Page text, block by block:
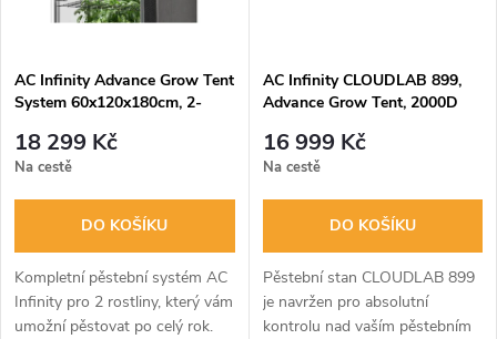
AC Infinity Advance Grow Tent
System 60x120x180cm, 2-
Controls
18 299 Kč
Na cestě
DO KOŠÍKU
Kompletní pěstební systém AC
Infinity pro 2 rostliny, který vám
umožní pěstovat po celý rok.
AC Infinity CLOUDLAB 899,
Advance Grow Tent, 2000D
240x240x200cm
16 999 Kč
Na cestě
DO KOŠÍKU
Pěstební stan CLOUDLAB 899
je navržen pro absolutní
kontrolu nad vaším pěstebním